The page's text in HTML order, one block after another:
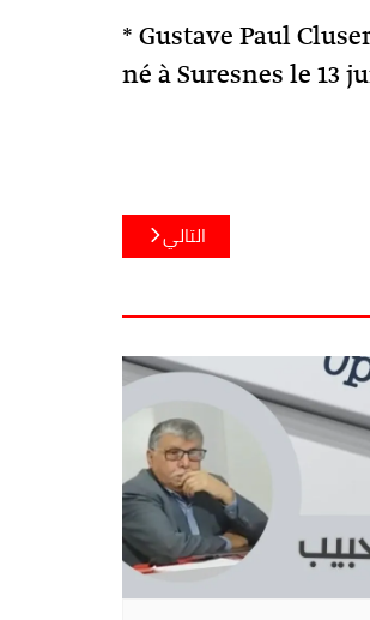
* Gustave Paul
né à Suresnes le 13
التالي